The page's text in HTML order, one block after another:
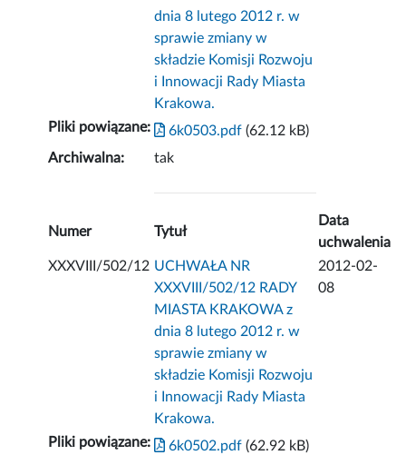
dnia 8 lutego 2012 r. w
sprawie zmiany w
składzie Komisji Rozwoju
i Innowacji Rady Miasta
Krakowa.
Pliki powiązane:
6k0503.pdf (62.12 kB)
Archiwalna:
tak
Numer Tytuł
Data
uchwalenia
XXXVIII/502/12 UCHWAŁA NR
XXXVIII/502/12 RADY
MIASTA KRAKOWA z
dnia 8 lutego 2012 r. w
sprawie zmiany w
składzie Komisji Rozwoju
i Innowacji Rady Miasta
Krakowa.
2012-02-
08
Pliki powiązane: 6k0502.pdf (62.92 kB)